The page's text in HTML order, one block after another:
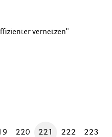
vernetzen"
220 221 222 223